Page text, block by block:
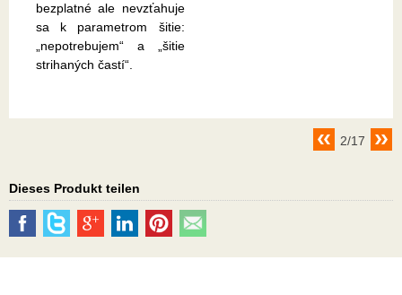
bezplatné ale nevzťahuje
sa k parametrom šitie:
„nepotrebujem“ a „šitie
strihaných častí“.
2/17
Dieses Produkt teilen